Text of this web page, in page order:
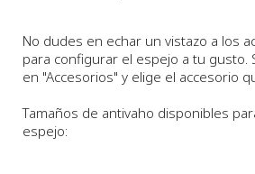
No dudes en echar un vistazo a los
para configurar el espejo a tu gusto.
en "Accesorios" y elige el accesorio
Tamaños de antivaho disponibles
espejo: